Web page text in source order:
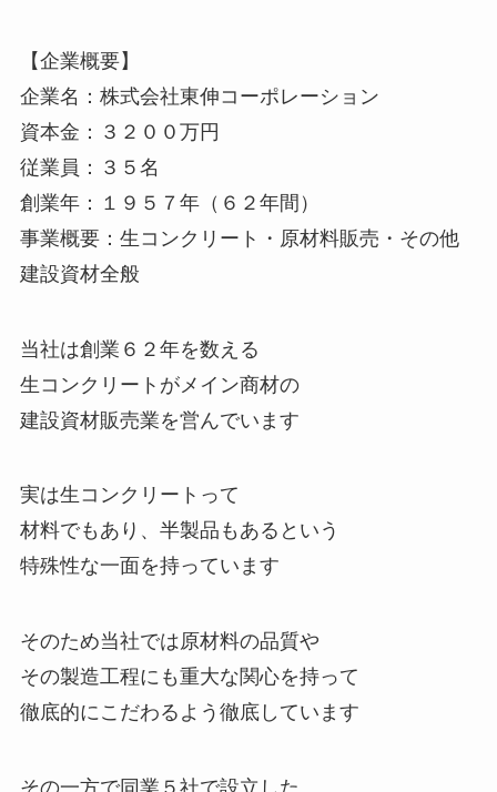
【企業概要】
企業名：株式会社東伸コーポレーション
資本金：３２００万円
従業員：３５名
創業年：１９５７年（６２年間）
事業概要：生コンクリート・原材料販売・その他
建設資材全般
当社は創業６２年を数える
生コンクリートがメイン商材の
建設資材販売業を営んでいます
実は生コンクリートって
材料でもあり、半製品もあるという
特殊性な一面を持っています
そのため当社では原材料の品質や
その製造工程にも重大な関心を持って
徹底的にこだわるよう徹底しています